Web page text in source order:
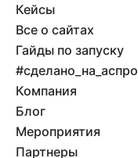
Кейсы
Все о сайтах
Гайды по запуску
#сделано_на_аспро
Компания
Блог
Мероприятия
Партнеры